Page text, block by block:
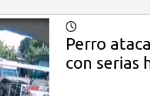
Perro
con serias